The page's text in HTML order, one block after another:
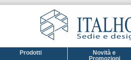
Prodotti
Novità e
Promozioni